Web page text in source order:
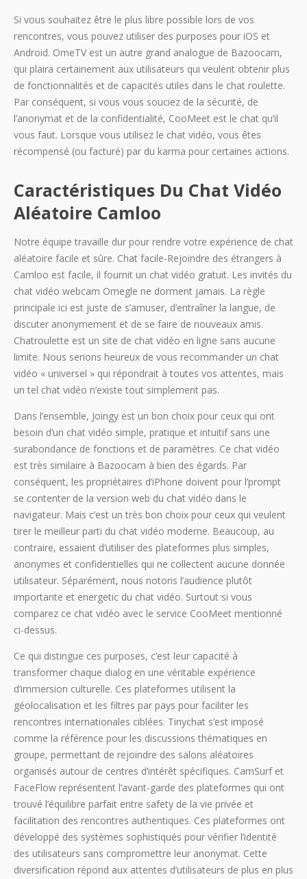
Si vous souhaitez être le plus libre possible lors de vos
rencontres, vous pouvez utiliser des purposes pour iOS et
Android. OmeTV est un autre grand analogue de Bazoocam,
qui plaira certainement aux utilisateurs qui veulent obtenir plus
de fonctionnalités et de capacités utiles dans le chat roulette.
Par conséquent, si vous vous souciez de la sécurité, de
l’anonymat et de la confidentialité, CooMeet est le chat qu’il
vous faut. Lorsque vous utilisez le chat vidéo, vous êtes
récompensé (ou facturé) par du karma pour certaines actions.
Caractéristiques Du Chat Vidéo
Aléatoire Camloo
Notre équipe travaille dur pour rendre votre expérience de chat
aléatoire facile et sûre. Chat facile-Rejoindre des étrangers à
Camloo est facile, il fournit un chat vidéo gratuit. Les invités du
chat vidéo webcam Omegle ne dorment jamais. La règle
principale ici est juste de s’amuser, d’entraîner la langue, de
discuter anonymement et de se faire de nouveaux amis.
Chatroulette est un site de chat vidéo en ligne sans aucune
limite. Nous serions heureux de vous recommander un chat
vidéo « universel » qui répondrait à toutes vos attentes, mais
un tel chat vidéo n’existe tout simplement pas.
Dans l’ensemble, Joingy est un bon choix pour ceux qui ont
besoin d’un chat vidéo simple, pratique et intuitif sans une
surabondance de fonctions et de paramètres. Ce chat vidéo
est très similaire à Bazoocam à bien des égards. Par
conséquent, les propriétaires d’iPhone doivent pour l’prompt
se contenter de la version web du chat vidéo dans le
navigateur. Mais c’est un très bon choix pour ceux qui veulent
tirer le meilleur parti du chat vidéo moderne. Beaucoup, au
contraire, essaient d’utiliser des plateformes plus simples,
anonymes et confidentielles qui ne collectent aucune donnée
utilisateur. Séparément, nous notons l’audience plutôt
importante et energetic du chat vidéo. Surtout si vous
comparez ce chat vidéo avec le service CooMeet mentionné
ci-dessus.
Ce qui distingue ces purposes, c’est leur capacité à
transformer chaque dialog en une véritable expérience
d’immersion culturelle. Ces plateformes utilisent la
géolocalisation et les filtres par pays pour faciliter les
rencontres internationales ciblées. Tinychat s’est imposé
comme la référence pour les discussions thématiques en
groupe, permettant de rejoindre des salons aléatoires
organisés autour de centres d’intérêt spécifiques. CamSurf et
FaceFlow représentent l’avant-garde des plateformes qui ont
trouvé l’équilibre parfait entre safety de la vie privée et
facilitation des rencontres authentiques. Ces plateformes ont
développé des systèmes sophistiqués pour vérifier l’identité
des utilisateurs sans compromettre leur anonymat. Cette
diversification répond aux attentes d’utilisateurs de plus en plus